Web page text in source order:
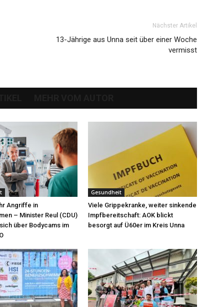
Nächster Artikel
13-Jährige aus Unna seit über einer Woche
vermisst
Angriffe in
– Minister Reul (CDU)
über Bodycams im
Gesundheit
Viele Grippekranke, weiter sinkende
Impfbereitschaft: AOK blickt
besorgt auf Ü60er im Kreis Unna